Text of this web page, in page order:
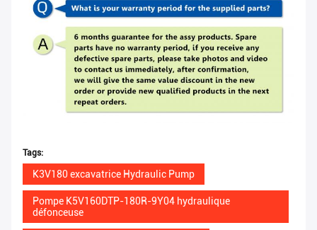
Tags:
K3V180 excavatrice Hydraulic Pump
Pompe K5V160DTP-180R-9Y04 hydraulique
défonceuse